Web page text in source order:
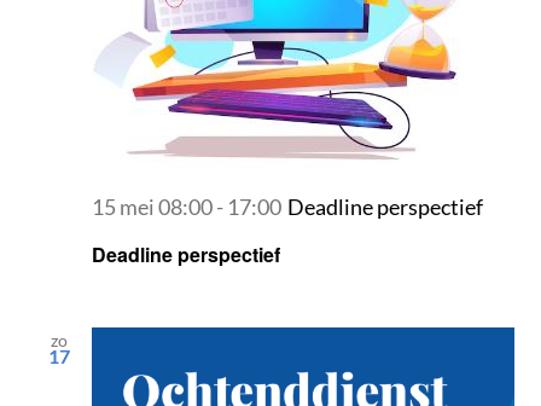
Deadline perspectief
15 mei 08:00- 17:00 Deadline perspectief
zo
17